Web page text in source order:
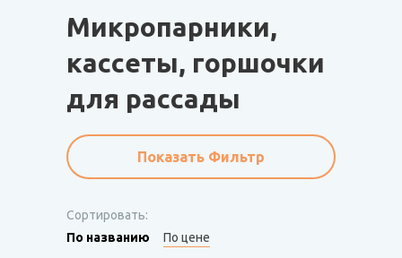
Микропарники,
кассеты, горшочки
для рассады
Показать Фильтр
Сортировать:
По названию
По цене